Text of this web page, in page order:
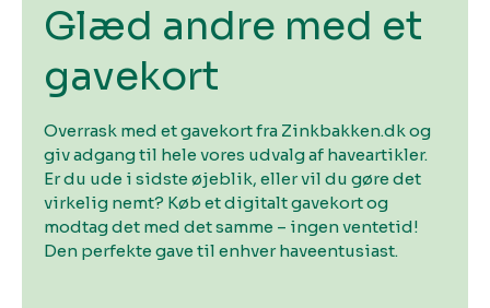
Glæd andre med et
gavekort
Overrask med et gavekort fra Zinkbakken.dk og
giv adgang til hele vores udvalg af haveartikler.
Er du ude i sidste øjeblik, eller vil du gøre det
virkelig nemt? Køb et digitalt gavekort og
modtag det med det samme – ingen ventetid!
Den perfekte gave til enhver haveentusiast.